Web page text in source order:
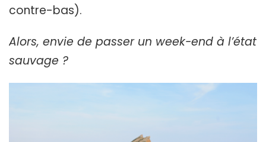
contre-bas).
Alors, envie de passer un week-end à l’état
sauvage ?